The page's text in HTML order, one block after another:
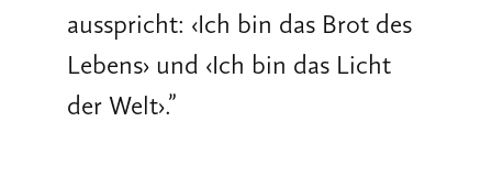
ausspricht: ‹Ich bin das Brot des
Lebens› und ‹Ich bin das Licht
der Welt›.”